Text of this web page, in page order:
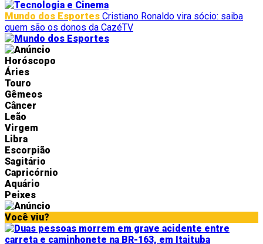
Mundo dos Esportes Cristiano Ronaldo vira sócio: saiba
quem são os donos da CazéTV
Horóscopo
Áries
Touro
Gêmeos
Câncer
Leão
Virgem
Libra
Escorpião
Sagitário
Capricórnio
Aquário
Peixes
Você viu?